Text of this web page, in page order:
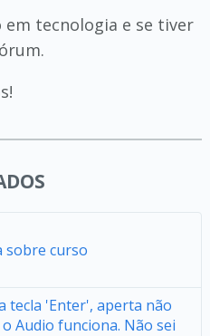
tecnologia e se tiver
sobre curso
tecla 'Enter', aperta não
Audio funciona. Não sei